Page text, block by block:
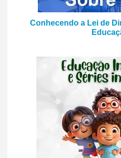
Conhecendo a Lei de